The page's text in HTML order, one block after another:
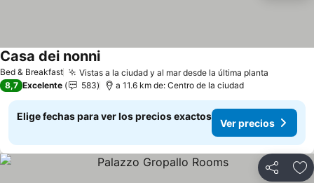
Bed & Breakfast Vistas a la ciudad y al mar desde la última planta
Casa dei nonni
8,7 Excelente 583 a 11.6 km de: Centro de la ciudad
Elige fechas para ver los precios exactos
Ver precios
Compartir